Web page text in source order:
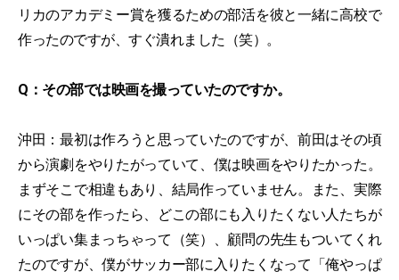
リカのアカデミー賞を獲るための部活を彼と一緒に高校で
作ったのですが、すぐ潰れました（笑）。
Q：その部では映画を撮っていたのですか。
沖田：最初は作ろうと思っていたのですが、前田はその頃
から演劇をやりたがっていて、僕は映画をやりたかった。
まずそこで相違もあり、結局作っていません。また、実際
にその部を作ったら、どこの部にも入りたくない人たちが
いっぱい集まっちゃって（笑）、顧問の先生もついてくれ
たのですが、僕がサッカー部に入りたくなって「俺やっぱ